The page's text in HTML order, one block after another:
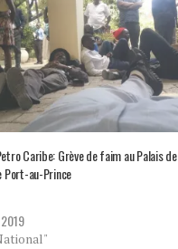
Caribe: Grève de faim au Palais de
Port-au-Prince